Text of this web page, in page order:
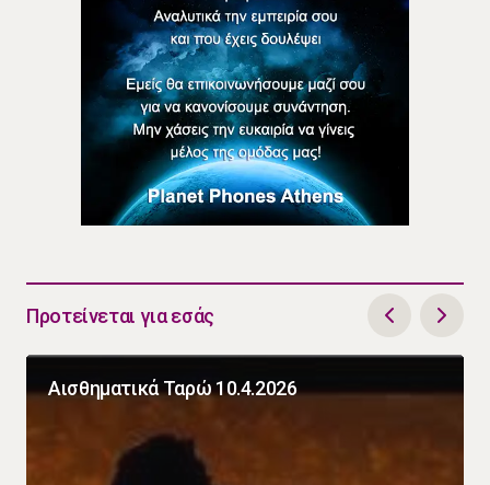
Προτείνεται για εσάς
Αισθηματικά Ταρώ 10.4.2026